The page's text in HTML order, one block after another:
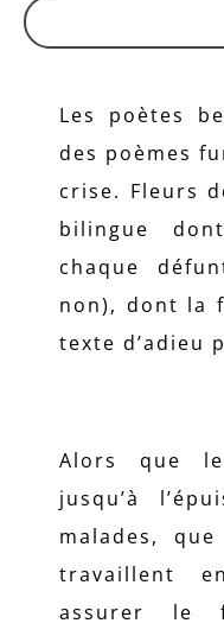
Les poètes
des poèmes
crise. Fleurs
bilingue
chaque
non), dont la
texte d’adieu
Alors que
jusqu’à
malades,
travaillent
assurer le